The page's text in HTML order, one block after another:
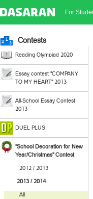
For
Contests
Reading Olympiad 2020
Essay contest "COMPANY
TO MY HEART" 2013
All-School Essay Contest
2013
DUEL PLUS
"School Decoration for New
Year/Christmas" Contest
2012 / 2013
2013 / 2014
All